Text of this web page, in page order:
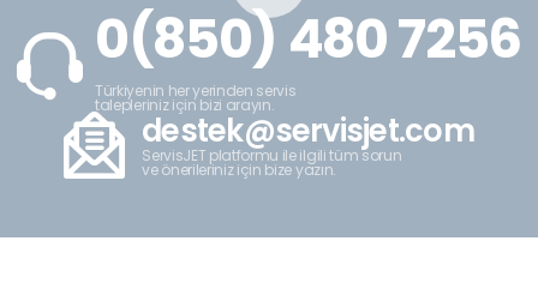
0(850) 480 7256
Türkiyenin her yerinden servis
talepleriniz için bizi arayın.
destek@servisjet.com
ServisJET platformu ile ilgili tüm sorun
ve önerileriniz için bize yazın.